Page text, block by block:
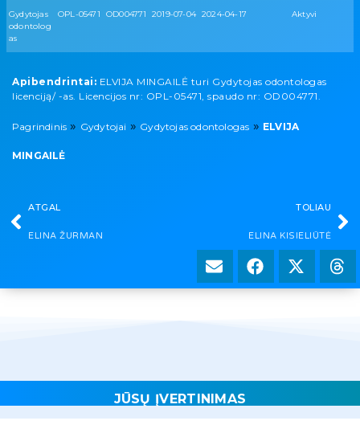
Gydytojas
odontolog
as
OPL-05471 OD004771 2019-07-04 2024-04-17 Aktyvi
Apibendrintai: ELVIJA MINGAILĖ turi Gydytojas odontologas
licenciją/ -as. Licencijos nr: OPL-05471, spaudo nr: OD004771.
Pagrindinis » Gydytojai » Gydytojas odontologas » ELVIJA
MINGAILĖ
ATGAL
ELINA ŽURMAN
TOLIAU
ELINA KISIELIŪTĖ
JŪSŲ ĮVERTINIMAS